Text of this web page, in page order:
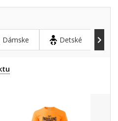
Dámske Detské